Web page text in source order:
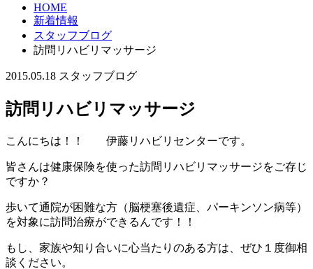
HOME
新着情報
スタッフブログ
訪問リハビリマッサージ
2015.05.18 スタッフブログ
訪問リハビリマッサージ
こんにちは！！ 伊藤リハビリセンターです。
皆さんは健康保険を使った訪問リハビリマッサージをご存じ
ですか？
歩いて通院が困難な方（脳梗塞後遺症、パーキンソン病等）
を対象に訪問治療ができるんです！！
もし、家族や知り合いに心当たりのある方は、ぜひ１度御相
談ください。